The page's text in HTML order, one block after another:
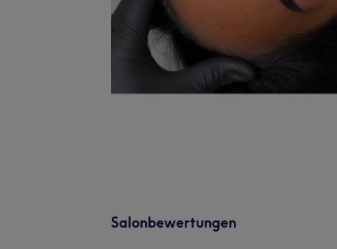
Salonbewertungen